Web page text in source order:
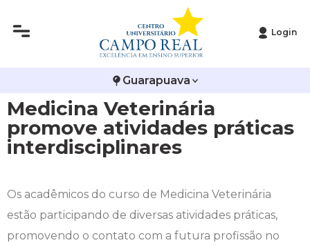
Login
Guarapuava
Medicina Veterinária
promove atividades práticas
interdisciplinares
Os acadêmicos do curso de Medicina Veterinária
estão participando de diversas atividades práticas,
promovendo o contato com a futura profissão no
Infraestrutura
Editais
Publicações Institucionais
Arquitetura e Urbanismo
Biomedicina
Ciências Contábeis
Direito
Enfermagem
Vestibular de Inverno
Vestibular de Medicina
2ª Via de Boleto
Atestado de Matrícula
Atividades Complementares e Sociais
Biblioteca
Calendário Acadêmico
Calendário de Provas
Avalie a Campo Real
Bolsas e Incentivos
CPA
COLAP
Comissão de Ética no Uso de Animais
Comitê de Ética em Pesquisa